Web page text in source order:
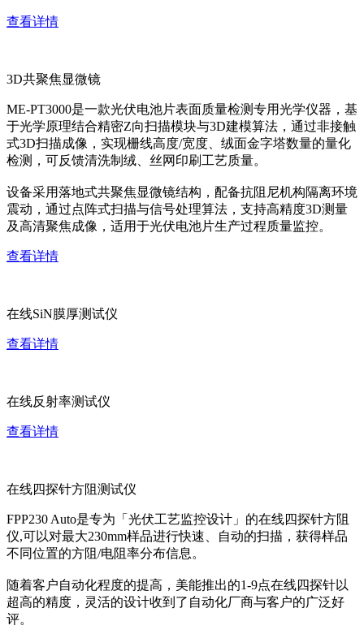
查看详情
3D共聚焦显微镜
ME-PT3000是一款光伏电池片表面质量检测专用光学仪器，基
于光学原理结合精密Z向扫描模块与3D建模算法，通过非接触
式3D扫描成像，实现栅线高度/宽度、绒面金字塔数量的量化
检测，可反馈清洗制绒、丝网印刷工艺质量。
设备采用落地式共聚焦显微镜结构，配备抗阻尼机构隔离环境
震动，通过点阵式扫描与信号处理算法，支持高精度3D测量
及高清聚焦成像，适用于光伏电池片生产过程质量监控。
查看详情
在线SiN膜厚测试仪
查看详情
在线反射率测试仪
查看详情
在线四探针方阻测试仪
FPP230 Auto是专为「光伏工艺监控设计」的在线四探针方阻
仪,可以对最大230mm样品进行快速、自动的扫描，获得样品
不同位置的方阻/电阻率分布信息。
随着客户自动化程度的提高，美能推出的1-9点在线四探针以
超高的精度，灵活的设计收到了自动化厂商与客户的广泛好
评。